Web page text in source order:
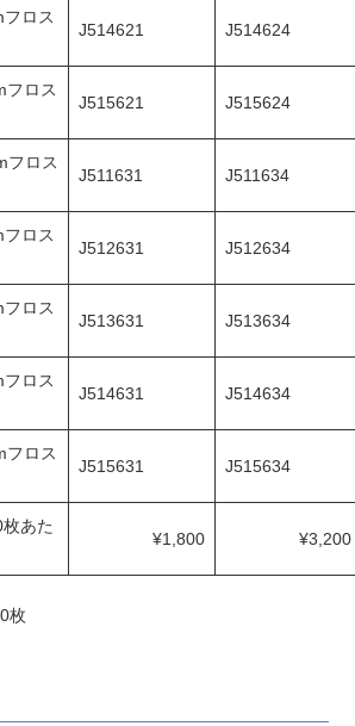
ロス
J514621 J514624
ロス
J515621 J515624
ロス
J511631 J511634
ロス
J512631 J512634
ロス
J513631 J513634
ロス
J514631 J514634
ロス
J515631 J515634
あた
¥1,800 ¥3,200
枚